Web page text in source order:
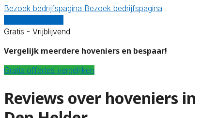
Bezoek bedrijfspagina Bezoek bedrijfspagina
Gratis - Vrijblijvend
Vergelijk meerdere hoveniers en bespaar!
Gratis offertes vergelijken
Reviews over hoveniers in